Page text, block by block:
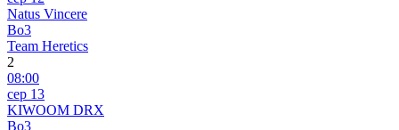
Natus Vincere
Bo3
Team Heretics
2
08:00
сер 13
KIWOOM DRX
Bo3